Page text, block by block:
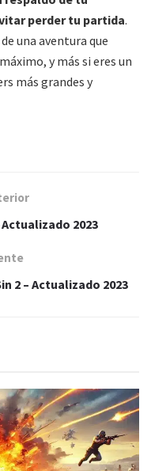
perder tu partida.
una aventura que
y más si eres un
más grandes y
2023
2 – Actualizado 2023